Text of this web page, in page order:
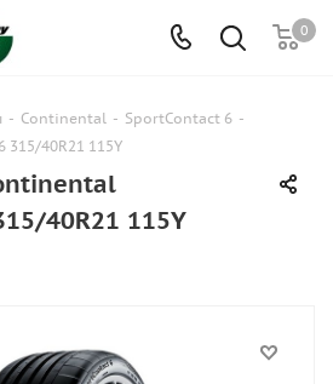
0
- Continental - SportContact 6 -
40R21 115Y
40R21 115Y